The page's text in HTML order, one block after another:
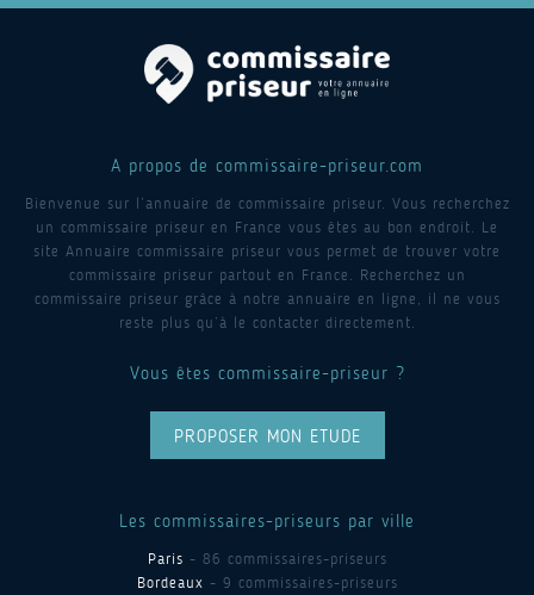
A propos de commissaire-priseur.com
Bienvenue sur l’annuaire de commissaire priseur. Vous recherchez
un commissaire priseur en France vous êtes au bon endroit. Le
site Annuaire commissaire priseur vous permet de trouver votre
commissaire priseur partout en France. Recherchez un
commissaire priseur grâce à notre annuaire en ligne, il ne vous
reste plus qu’à le contacter directement.
Vous êtes commissaire-priseur ?
PROPOSER MON ETUDE
Les commissaires-priseurs par ville
Paris - 86 commissaires-priseurs
Bordeaux - 9 commissaires-priseurs